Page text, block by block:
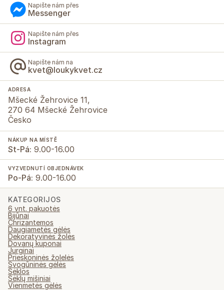
Napište nám přes
Messenger
Napište nám přes
Instagram
Napište nám na
kvet@loukykvet.cz
ADRESA
Mšecké Žehrovice 11,
270 64 Mšecké Žehrovice
Česko
NÁKUP NA MÍSTĚ
St-Pá: 9.00-16.00
VYZVEDNUTÍ OBJEDNÁVEK
Po-Pá: 9.00-16.00
KATEGORIJOS
6 vnt. pakuotės
Bijūnai
Chrizantemos
Daugiametės gėlės
Dekoratyvinės žolės
Dovanų kuponai
Jurginai
Prieskoninės žolelės
Svogūninės gėlės
Sėklos
Sėklų mišiniai
Vienmetės gėlės